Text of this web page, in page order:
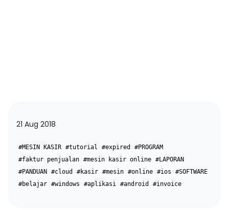
21 Aug 2018
#MESIN KASIR #tutorial #expired
#PROGRAM
#faktur penjualan #mesin kasir online #LAPORAN
#PANDUAN #cloud #kasir #mesin #online #ios
#SOFTWARE
#belajar #windows #aplikasi #android #invoice